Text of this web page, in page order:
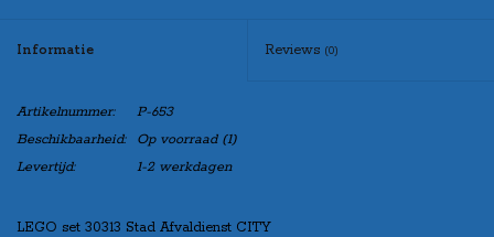
Informatie Reviews (0)
Artikelnummer:
P-653
Beschikbaarheid:
Op voorraad(1)
Levertijd:
1-2 werkdagen
LEGO set 30313 Stad Afvaldienst CITY